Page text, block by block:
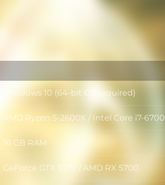
SE
Windows 10 (64-bit OS required)
Processeur
AMD Ryzen 5-2600X / Intel Core i7-6700
Mémoire
16 GB RAM
Graphismes
GeForce GTX 1070 / AMD RX 5700